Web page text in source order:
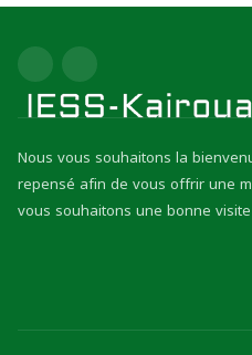
Nous vous souhaitons la
repensé afin de vous offrir une
vous souhaitons une bonne